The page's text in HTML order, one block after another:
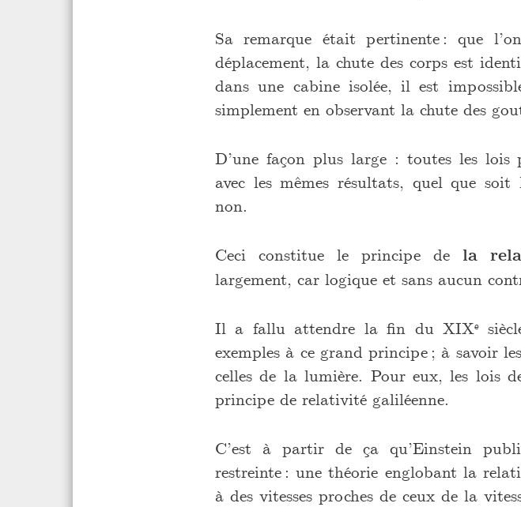
Sa remarque était pertinente : que
déplacement, la chute des corps est
dans une cabine isolée, il est
simplement en observant la chute des
D’une façon plus large : toutes les lois
avec les mêmes résultats, quel que
non.
Ceci constitue le principe de la
largement, car logique et sans aucun
Il a fallu attendre la fin du XIXᵉ
exemples à ce grand principe ; à savoir
celles de la lumière. Pour eux, les lois
principe de relativité galiléenne.
C’est à partir de ça qu’Einstein
restreinte : une théorie englobant la
à des vitesses proches de ceux de la